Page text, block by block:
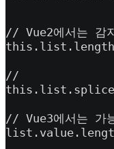
// Vue2에서는 감
//
// Vue3에서는 가